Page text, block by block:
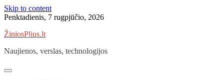
Skip to content
Penktadienis, 7 rugpjūčio, 2026
ŽiniosPlius.lt
Naujienos, verslas, technologijos